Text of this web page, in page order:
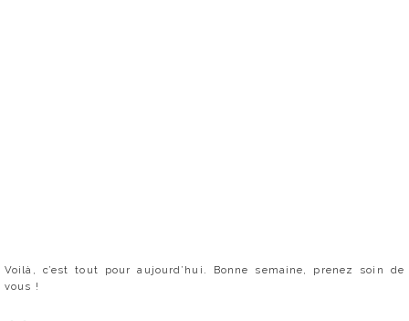
Voilà, c’est tout pour aujourd’hui. Bonne semaine, prenez soin de
vous !